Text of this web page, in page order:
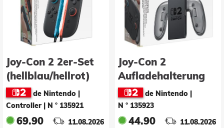
Joy-Con 2 2er-Set
(hellblau/hellrot)
de Nintendo |
Controller
N ° 135921
69.90 11.08.2026
Joy-Con 2
Aufladehalterung
de Nintendo
N ° 135923
44.90 11.08.2026